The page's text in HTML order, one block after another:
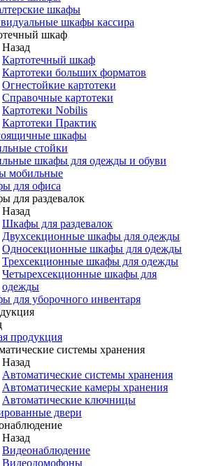
шкафы
шкафы кассира
шкаф
Назад
Картотечный шкаф
Картотеки больших форматов
Огнестойкие картотеки
Справочные картотеки
Картотеки Nobilis
Картотеки Практик
шкафы
стойки
шкафы для одежды и обуви
мобильные
для офиса
для раздевалок
Назад
Шкафы для раздевалок
Двухсекционные шкафы для одежды
Односекционные шкафы для одежды
Трехсекционные шкафы для одежды
Четырехсекционные шкафы для
одежды
для уборочного инвентаря
продукция
системы хранения
Назад
Автоматические системы хранения
Автоматические камеры хранения
Автоматические ключницы
двери
Назад
Видеонаблюдение
Видеодомофоны